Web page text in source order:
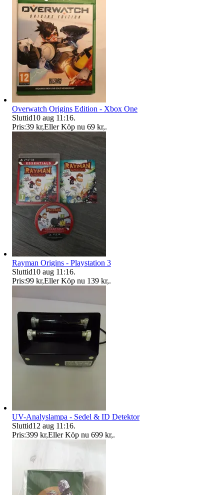
Overwatch Origins Edition - Xbox One
Sluttid10 aug 11:16.
Pris:39 kr,Eller Köp nu 69 kr,.
Rayman Origins - Playstation 3
Sluttid10 aug 11:16.
Pris:99 kr,Eller Köp nu 139 kr,.
UV-Analyslampa - Sedel & ID Detektor
Sluttid12 aug 11:16.
Pris:399 kr,Eller Köp nu 699 kr,.